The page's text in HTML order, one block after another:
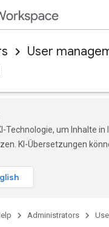
User
Technologie, um Inhalte in
KI-Übersetzungen
Administrators